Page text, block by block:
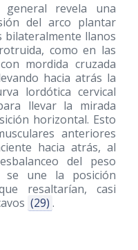
revela una
del arco plantar
bilateralmente llanos
como en las
mordida cruzada
hacia atrás la
lordótica cervical
llevar la mirada
horizontal. Esto
anteriores
hacia atrás, al
del peso
se une la posición
resaltarían, casi
(29) .